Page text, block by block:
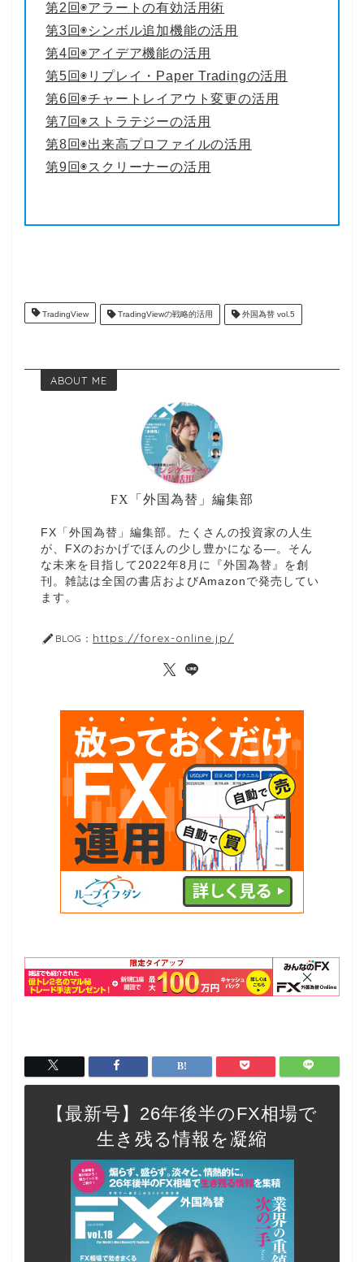
第2回◉アラートの有効活用術
第3回◉シンボル追加機能の活用
第4回◉アイデア機能の活用
第5回◉リプレイ・Paper Tradingの活用
第6回◉チャートレイアウト変更の活用
第7回◉ストラテジーの活用
第8回◉出来高プロファイルの活用
第9回◉スクリーナーの活用
TradingView TradingViewの戦略的活用 外国為替 vol.5
ABOUT ME
FX「外国為替」編集部
FX「外国為替」編集部。たくさんの投資家の人生
が、FXのおかげでほんの少し豊かになる—。そん
な未来を目指して2022年8月に『外国為替』を創
刊。雑誌は全国の書店およびAmazonで発売してい
ます。
BLOG： https://forex-online.jp/
【最新号】26年後半のFX相場で
生き残る情報を凝縮